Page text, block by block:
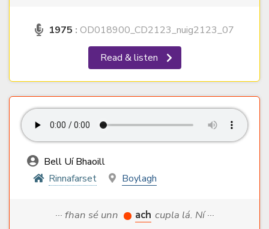
1975 : OD018900_CD2123_nuig2123_07
Read & listen
Bell Uí Bhaoill
Rinnafarset
Boylagh
··· fhan sé unn ach cupla lá. Ní ···